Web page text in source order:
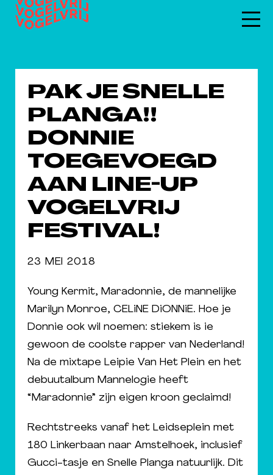
PAK JE SNELLE
PLANGA!!
DONNIE
TOEGEVOEGD
AAN LINE-UP
VOGELVRIJ
FESTIVAL!
23 MEI 2018
Young Kermit, Maradonnie, de mannelijke
Marilyn Monroe, CELiNE DiONNiE. Hoe je
Donnie ook wil noemen: stiekem is ie
gewoon de coolste rapper van Nederland!
Na de mixtape Leipie Van Het Plein en het
debuutalbum Mannelogie heeft
“Maradonnie” zijn eigen kroon geclaimd!
Rechtstreeks vanaf het Leidseplein met
180 Linkerbaan naar Amstelhoek, inclusief
Gucci-tasje en Snelle Planga natuurlijk. Dit